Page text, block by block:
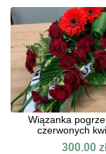
Wiązanka
czerwonych
300.00